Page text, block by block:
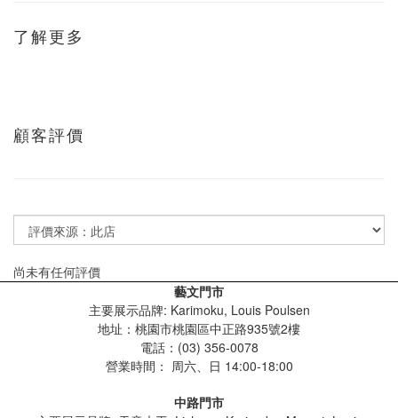
了解更多
顧客評價
尚未有任何評價
藝文門市
主要展示品牌: Karimoku, Louis Poulsen
地址：桃園市桃園區中正路935號2樓
電話：(03) 356-0078
營業時間： 周六、日 14:00-18:00
中路門市